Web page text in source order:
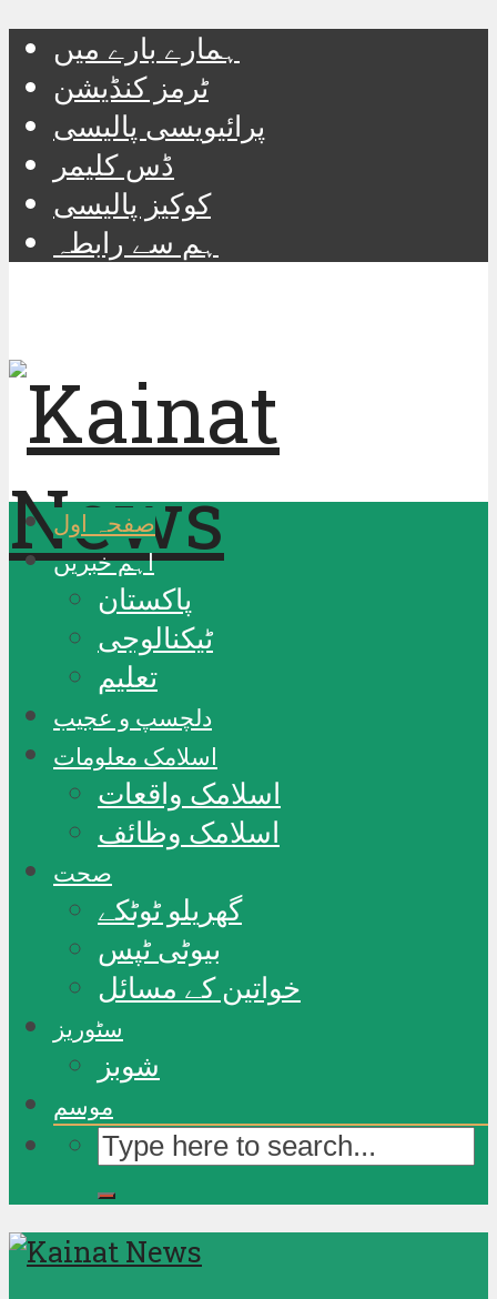
ہمارے بارے میں
ٹرمز کنڈیشن
پرائیویسی پالیسی
ڈس کلیمر
کوکیز پالیسی
ہم سے رابطہ
صفحہ اول
اہم خبریں
پاکستان
ٹیکنالوجی
تعلیم
دلچسپ و عجیب
اسلامک معلومات
اسلامک واقعات
اسلامک وظائف
صحت
گھریلو ٹوٹکے
بیوٹی ٹپس
خواتین کے مسائل
سٹوریز
شوبز
موسم